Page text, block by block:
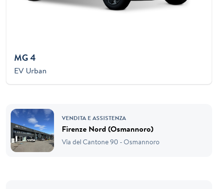
MG 4
EV Urban
VENDITA E ASSISTENZA
Firenze Nord (Osmannoro)
Via del Cantone 90 - Osmannoro